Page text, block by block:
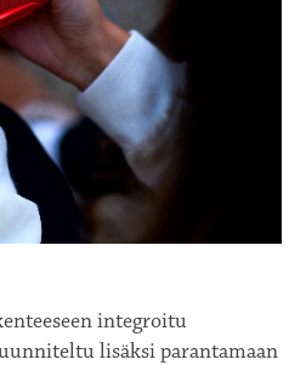
integroitu
lisäksi parantamaan